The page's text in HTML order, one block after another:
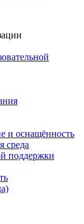
и оснащённость
среда
поддержки